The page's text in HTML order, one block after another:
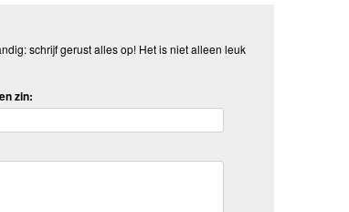
schrijf gerust alles op! Het is niet alleen leuk
zin: